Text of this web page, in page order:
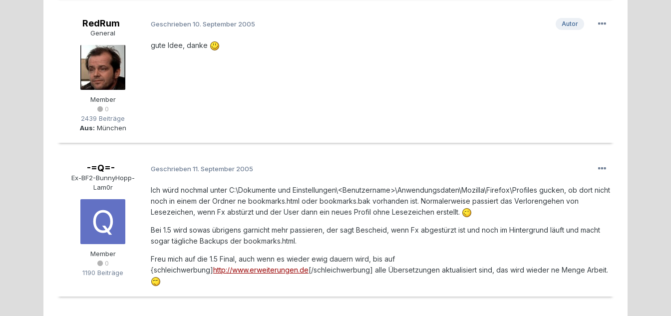
RedRum
General
Member
0
2439 Beiträge
Aus: München
Autor
Geschrieben 10. September 2005
gute Idee, danke
-=Q=-
Ex-BF2-BunnyHopp-
Lam0r
Member
0
1190 Beiträge
Geschrieben 11. September 2005
Ich würd nochmal unter C:\Dokumente und Einstellungen\<Benutzername>\Anwendungsdaten\Mozilla\Firefox\Profiles gucken, ob dort nicht
noch in einem der Ordner ne bookmarks.html oder bookmarks.bak vorhanden ist. Normalerweise passiert das Verlorengehen von
Lesezeichen, wenn Fx abstürzt und der User dann ein neues Profil ohne Lesezeichen erstellt.
Bei 1.5 wird sowas übrigens garnicht mehr passieren, der sagt Bescheid, wenn Fx abgestürzt ist und noch im Hintergrund läuft und macht
sogar tägliche Backups der bookmarks.html.
Freu mich auf die 1.5 Final, auch wenn es wieder ewig dauern wird, bis auf
{schleichwerbung]http://www.erweiterungen.de[/schleichwerbung] alle Übersetzungen aktualisiert sind, das wird wieder ne Menge Arbeit.